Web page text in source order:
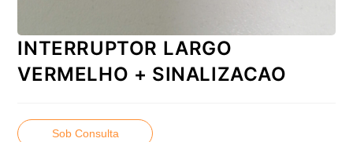
INTERRUPTOR LARGO
VERMELHO + SINALIZACAO
Sob Consulta